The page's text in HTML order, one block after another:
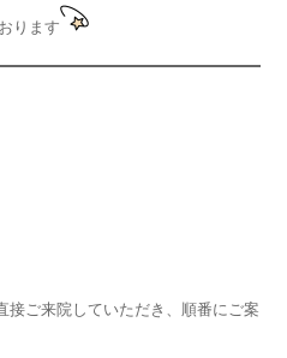
ります
ご来院していただき、順番にご案